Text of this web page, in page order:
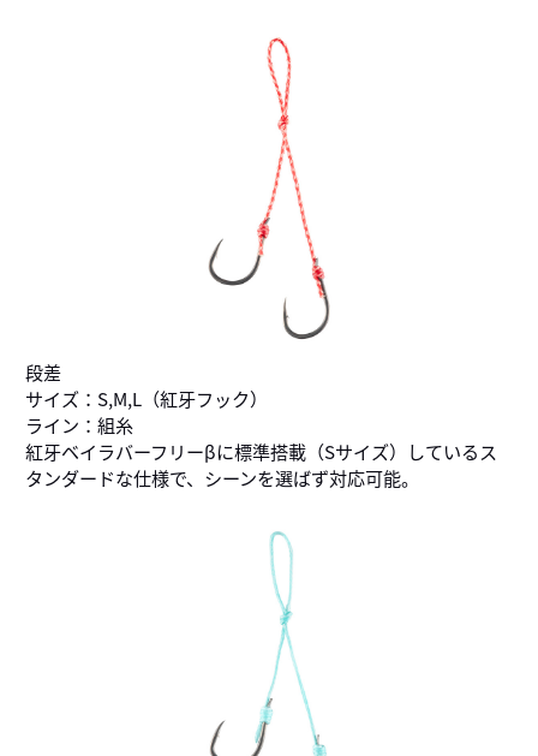
段差
サイズ：S,M,L（紅牙フック）
ライン：組糸
紅牙ベイラバーフリーβに標準搭載（Sサイズ）しているス
タンダードな仕様で、シーンを選ばず対応可能。